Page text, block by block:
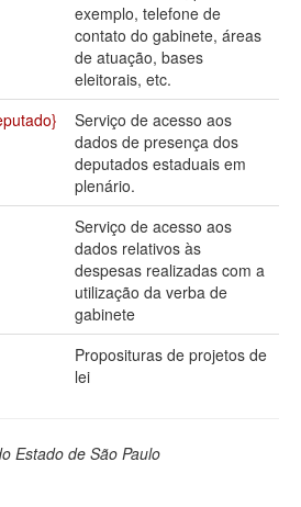
exemplo, telefone de
contato do gabinete, áreas
de atuação, bases
eleitorais, etc.
Serviço de acesso aos
dados de presença dos
deputados estaduais em
plenário.
Serviço de acesso aos
dados relativos às
despesas realizadas com a
utilização da verba de
gabinete
Proposituras de projetos de
lei
Estado de São Paulo